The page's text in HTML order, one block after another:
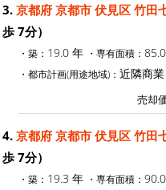
3. 京都府 京都市 伏見区 竹田
歩 7分）
・築： 19.0 年 ・専有面積：
・都市計画(用途地域)： 近隣商
売却
4. 京都府 京都市 伏見区 竹田
歩 7分）
・築： 19.3 年 ・専有面積：